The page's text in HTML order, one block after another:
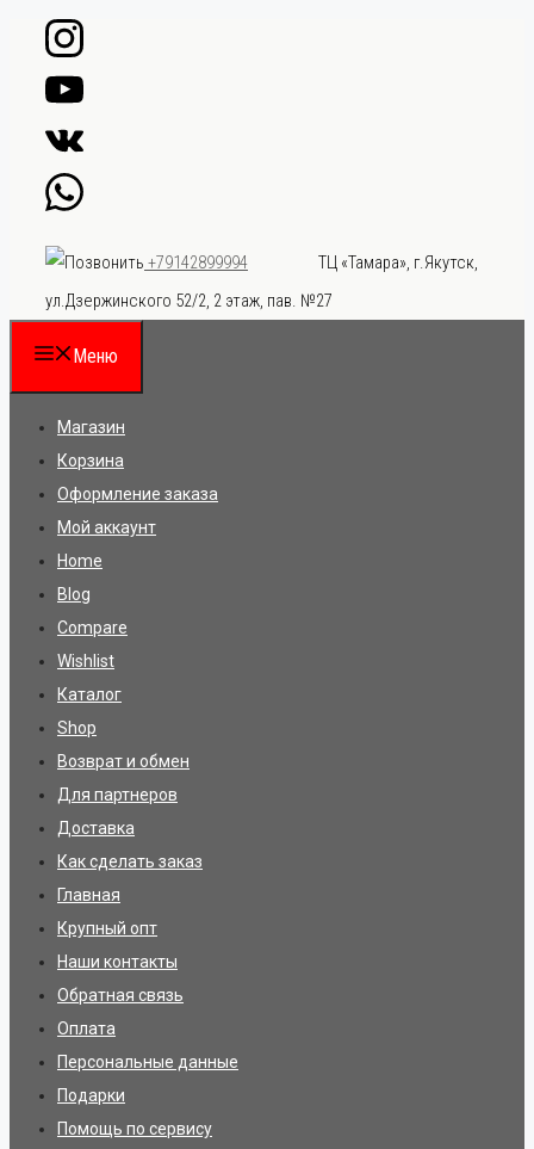
Перейти
содержимому
+79142899994
ТЦ «Тамара», г.Якутск,
ул.Дзержинского 52/2, 2 этаж, пав. №27
Меню
Магазин
Корзина
Оформление заказа
Мой аккаунт
Home
Blog
Compare
Wishlist
Каталог
Shop
Возврат и обмен
Для партнеров
Доставка
Как сделать заказ
Главная
Крупный опт
Наши контакты
Обратная связь
Оплата
Персональные данные
Подарки
Помощь по сервису